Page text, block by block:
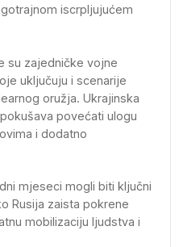
iscrpljujućem
su zajedničke vojne
uključuju i scenarije
oružja. Ukrajinska
povećati ulogu
i dodatno
mjeseci mogli biti ključni
Rusija zaista pokrene
mobilizaciju ljudstva i